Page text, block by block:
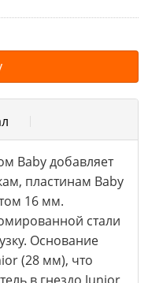
Baby добавляет
пластинам Baby
16 мм.
стали
Основание
(28 мм), что